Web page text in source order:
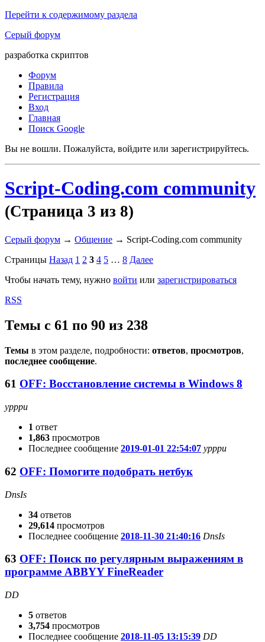
Перейти к содержимому раздела
Серый форум
разработка скриптов
Форум
Правила
Регистрация
Вход
Главная
Поиск Google
Вы не вошли. Пожалуйста, войдите или зарегистрируйтесь.
Script-Coding.com community
(Страница 3 из 8)
Серый форум → Общение → Script-Coding.com community
Страницы Назад 1 2 3 4 5 … 8 Далее
Чтобы начать тему, нужно войти или зарегистрироваться
RSS
Темы с 61 по 90 из 238
Темы в этом разделе, подробности: ответов, просмотров,
последнее сообщение.
61 OFF: Восстановление системы в Windows 8
ypppu
1 ответ
1,863 просмотров
Последнее сообщение 2019-01-01 22:54:07 ypppu
62 OFF: Помогите подобрать нетбук
DnsIs
34 ответов
29,614 просмотров
Последнее сообщение 2018-11-30 21:40:16 DnsIs
63 OFF: Поиск по регулярным выражениям в
программе ABBYY FineReader
DD
5 ответов
3,754 просмотров
Последнее сообщение 2018-11-05 13:15:39 DD